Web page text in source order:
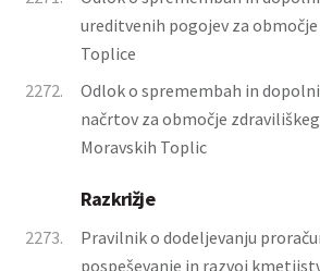
ureditvenih pogojev za območje
Toplice
2272.
Odlok o spremembah in
načrtov za območje
Moravskih Toplic
Razkrižje
2273.
Pravilnik o dodeljevanju
pospeševanje in razvoj